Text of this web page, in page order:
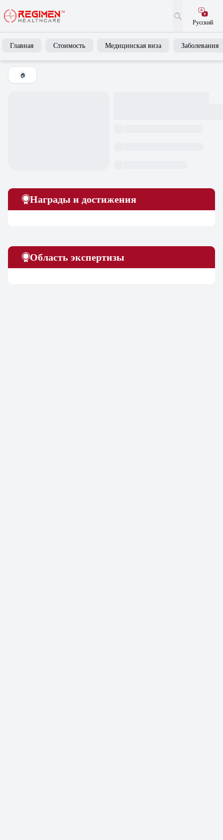
Русский
Главная Стоимость Медицинская виза Заболевания
🏠
Награды и достижения
Область экспертизы